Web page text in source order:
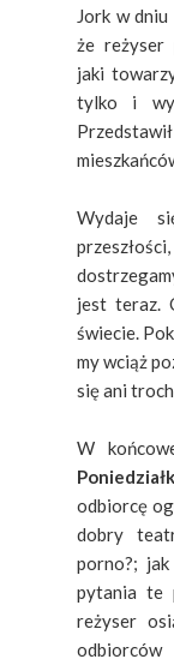
Jork w
że reżyser
jaki
tylko i
Wydaje
jest teraz.
świecie.
my wciąż
się ani
W
odbiorcę
dobry
porno?;
pytania te
reżyser